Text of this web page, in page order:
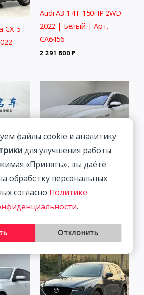
CX-5
Audi A3 1.4T 150HP 2WD
2022 | Белый | Арт.
CA6456
2 291 800₽
Volkswagen Lamando 1.4T
150HP 2WD 2023 | Белый
2 313 800₽
файлы cookie и аналитику
для улучшения работы
«Принять», вы даёте
обработку персональных
согласно Политике
.
Отклонить